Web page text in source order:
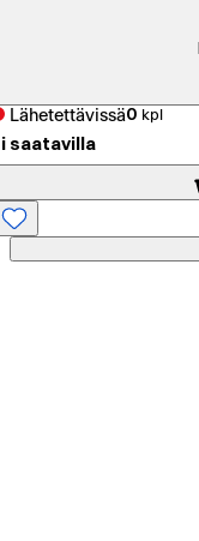
Lähetettävissä0 kpl
saatavilla